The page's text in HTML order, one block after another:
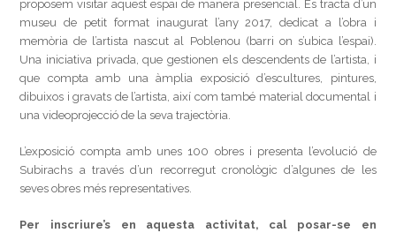
proposem visitar aquest espai de manera presencial. Es tracta d’un
museu de petit format inaugurat l’any 2017, dedicat a l’obra i
memòria de l’artista nascut al Poblenou (barri on s’ubica l’espai).
Una iniciativa privada, que gestionen els descendents de l’artista, i
que compta amb una àmplia exposició d’escultures, pintures,
dibuixos i gravats de l’artista, així com també material documental i
una videoprojecció de la seva trajectòria.
L’exposició compta amb unes 100 obres i presenta l’evolució de
Subirachs a través d’un recorregut cronològic d’algunes de les
seves obres més representatives.
Per inscriure’s en aquesta activitat, cal posar-se en